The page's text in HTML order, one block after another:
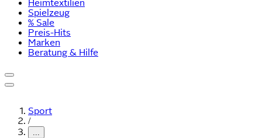
Heimtextilien
Spielzeug
% Sale
Preis-Hits
Marken
Beratung & Hilfe
Sport
/
...